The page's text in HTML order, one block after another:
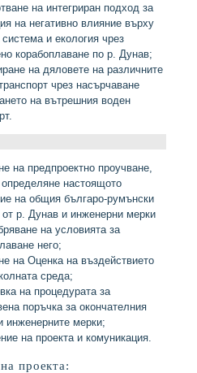
на интегриран подход за
на негативно влияние върху
и екология чрез
корабоплаване по р. Дунав;
на дяловете на различните
чрез насърчаване
на вътрешния воден
на предпроектно проучване,
настоящото
на общия българо-румънски
от р. Дунав и инженерни мерки
на условията за
него;
на Оценка на въздействието
среда;
на процедурата за
поръчка за окончателния
инженерните мерки;
на проекта и комуникация.
проекта: